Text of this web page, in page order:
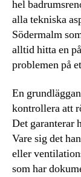
hel
alla tekniska
Södermalm
alltid hitta en
problemen på
En
kontrollera att
Det garanterar
Vare sig det
eller
som har